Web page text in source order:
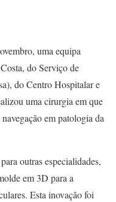
uma equipa
do Serviço de
do Centro Hospitalar e
uma cirurgia em que
em patologia da
outras especialidades,
em 3D para a
Esta inovação foi